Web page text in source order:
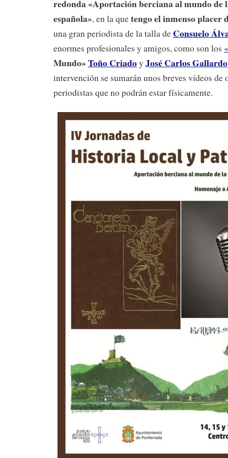
redonda «Aportación berciana al mundo de
española», en la quetengo el inmenso placer
una gran periodista de la talla de Consuelo
enormes profesionales y amigos, como son los «
Mundo»Toño Criadoy José Carlos Gallardo
intervención se sumarán unos breves vídeos de
periodistas que no podrán estar físicamente.